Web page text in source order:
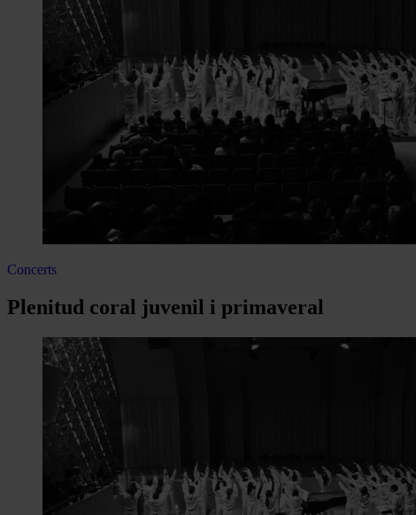
Concerts
Plenitud coral juvenil i primaveral